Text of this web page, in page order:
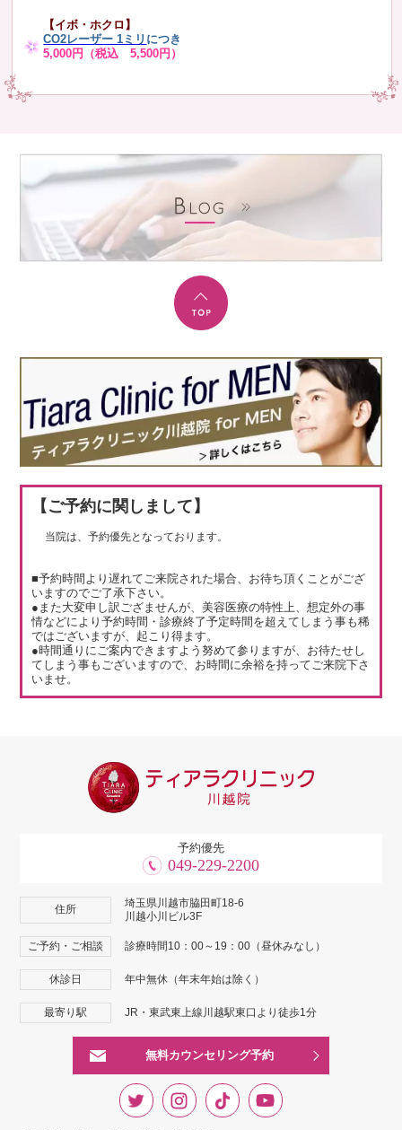
【イボ・ホクロ】
CO2レーザー 1ミリ につき
5,000円（税込 5,500円）
【ご予約に関しまして】
当院は、予約優先となっております。
■予約時間より遅れてご来院された場合、お待ち頂くことがござ
いますのでご了承下さい。
●また大変申し訳ござませんが、美容医療の特性上、想定外の事
情などにより予約時間・診療終了予定時間を超えてしまう事も稀
ではございますが、起こり得ます。
●時間通りにご案内できますよう努めて参りますが、お待たせし
てしまう事もございますので、お時間に余裕を持ってご来院下さ
いませ。
予約優先
049-229-2200
住所
埼玉県川越市脇田町18-6
川越小川ビル3F
ご予約・ご相談 診療時間10：00～19：00（昼休みなし）
休診日 年中無休（年末年始は除く）
最寄り駅 JR・東武東上線川越駅東口より徒歩1分
無料カウンセリング予約